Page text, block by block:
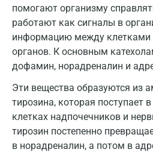
помогают организму
работают как сигналы в
информацию между клетками
органов. К основным
дофамин, норадреналин и
Эти вещества образуются из
тирозина, которая поступает
клетках надпочечников и
тирозин постепенно
в норадреналин, а потом в
Барнаул
Брянск
Великий Новгород
Видное
Владимир
Волгоград